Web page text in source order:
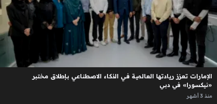
الإمارات تعزز ريادتها العالمية في الذكاء الاصطناعي بإطلاق مختبر
«نيكسورا» في دبي
منذ 3 أشهر